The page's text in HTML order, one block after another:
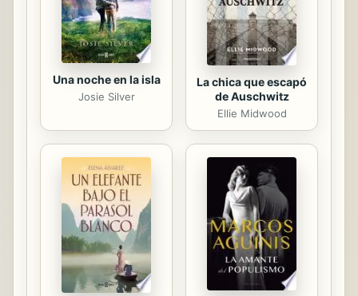
tacos intercambiables, algo que...
Una noche en la isla
Josie Silver
La chica que escapó
de Auschwitz
Ellie Midwood